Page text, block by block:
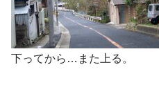
下ってから…また上る。